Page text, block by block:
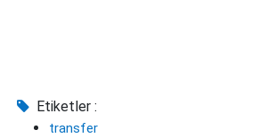
Etiketler :
transfer